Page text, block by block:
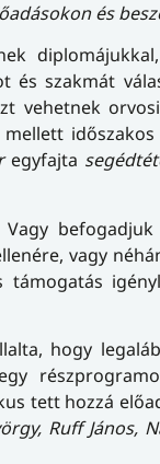
és
szakmát
vehetnek
egyfajta
vagy
hogy
tett hozzá
Ruff János,